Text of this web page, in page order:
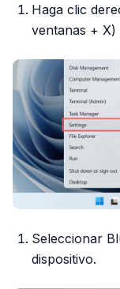
Haga clic
ventanas + X)
Seleccionar
dispositivo.